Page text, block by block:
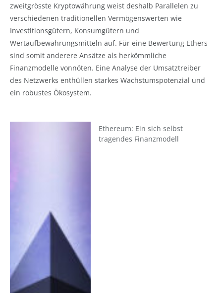
zweitgrösste Kryptowährung weist deshalb Parallelen zu
verschiedenen traditionellen Vermögenswerten wie
Investitionsgütern, Konsumgütern und
Wertaufbewahrungsmitteln auf. Für eine Bewertung Ethers
sind somit anderere Ansätze als herkömmliche
Finanzmodelle vonnöten. Eine Analyse der Umsatztreiber
des Netzwerks enthüllen starkes Wachstumspotenzial und
ein robustes Ökosystem.
Ethereum: Ein sich selbst
tragendes Finanzmodell